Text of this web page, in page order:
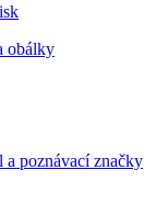
obálky
poznávací značky